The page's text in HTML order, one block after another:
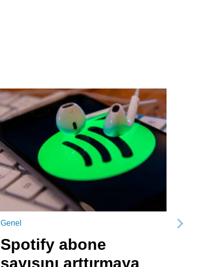
Genel
Spotify abone
sayısını arttırmaya
Sonraki